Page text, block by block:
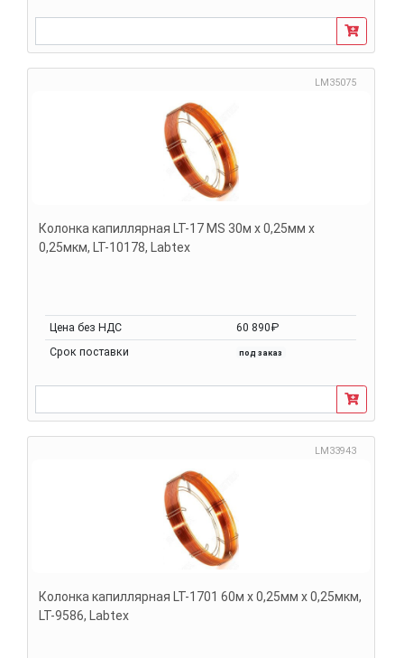
LM35075
Колонка капиллярная LT-17 MS 30м х 0,25мм х
0,25мкм, LT-10178, Labtex
Цена без НДС
60 890₽
Срок поставки
под заказ
LM33943
Колонка капиллярная LT-1701 60м х 0,25мм х 0,25мкм,
LT-9586, Labtex